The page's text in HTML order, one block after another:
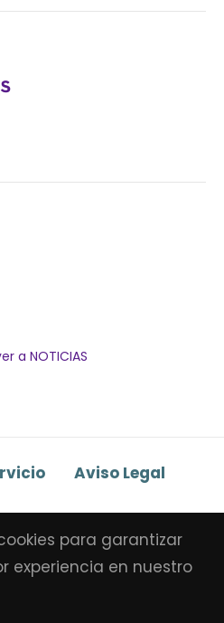
a NOTICIAS
Aviso Legal
. Tecnología de
para garantizar
experiencia en nuestro